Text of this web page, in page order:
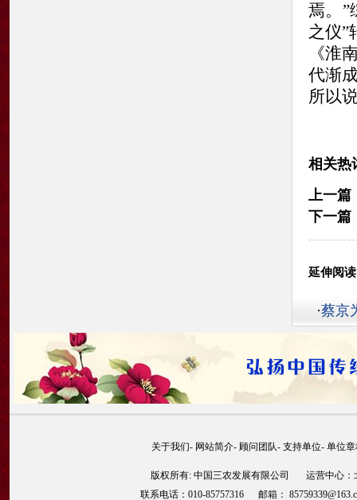
焉。”
之仪”
《淮
代渐
所以
相关热
上一篇
下一篇
延伸阅
·蔡京
关于我们- 网站简介- 顾问团队- 支持单位- 单位
版权所有: 中国三农发展有限公司 运营中心
联系电话：010-85757316 邮箱：